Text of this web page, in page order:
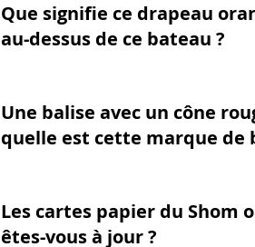
Que signifie ce drapeau
au-dessus de ce bateau ?
Une balise avec un cône
quelle est cette marque de
Les cartes papier du Shom
êtes-vous à jour ?